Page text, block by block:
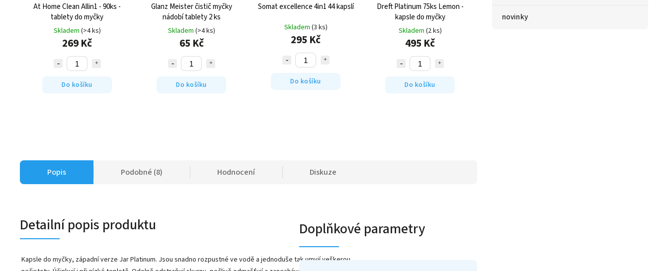
novinky
At Home Clean Allin1 - 90ks -
tablety do myčky
Skladem (>4 ks)
269 Kč
Do košíku
Glanz Meister čistič myčky
nádobí tablety 2 ks
Skladem (>4 ks)
65 Kč
Do košíku
Somat excellence 4in1 44 kapslí
Skladem (3 ks)
295 Kč
Do košíku
Dreft Platinum 75ks Lemon -
kapsle do myčky
Skladem (2 ks)
495 Kč
Do košíku
Popis Podobné (8) Hodnocení Diskuze
Detailní popis produktu
Kapsle do myčky, západní verze Jar Platinum. Jsou snadno rozpustné ve vodě a jednoduše tak umyjí veškerou
Doplňkové parametry